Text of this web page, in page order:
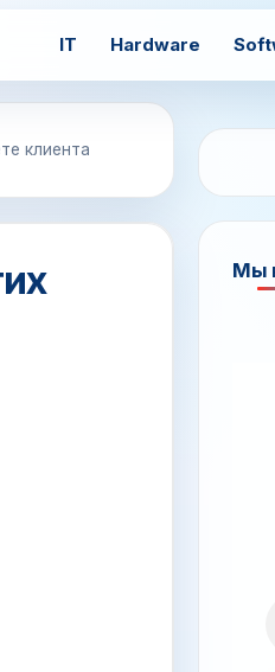
IT Hardware
клиента
Мы